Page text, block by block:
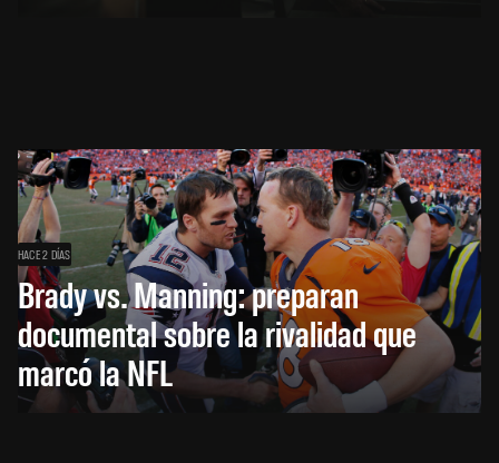
HACE 2 DÍAS
Brady vs. Manning: preparan
documental sobre la rivalidad que
marcó la NFL